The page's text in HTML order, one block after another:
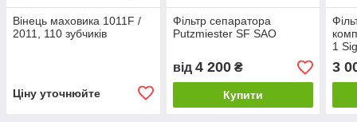
Вінець маховика 1011F /
2011, 110 зубчиків
Ціну уточнюйте
Фільтр сепаратора
Putzmiester SF SAO
від 4 200₴
Купити
1
3